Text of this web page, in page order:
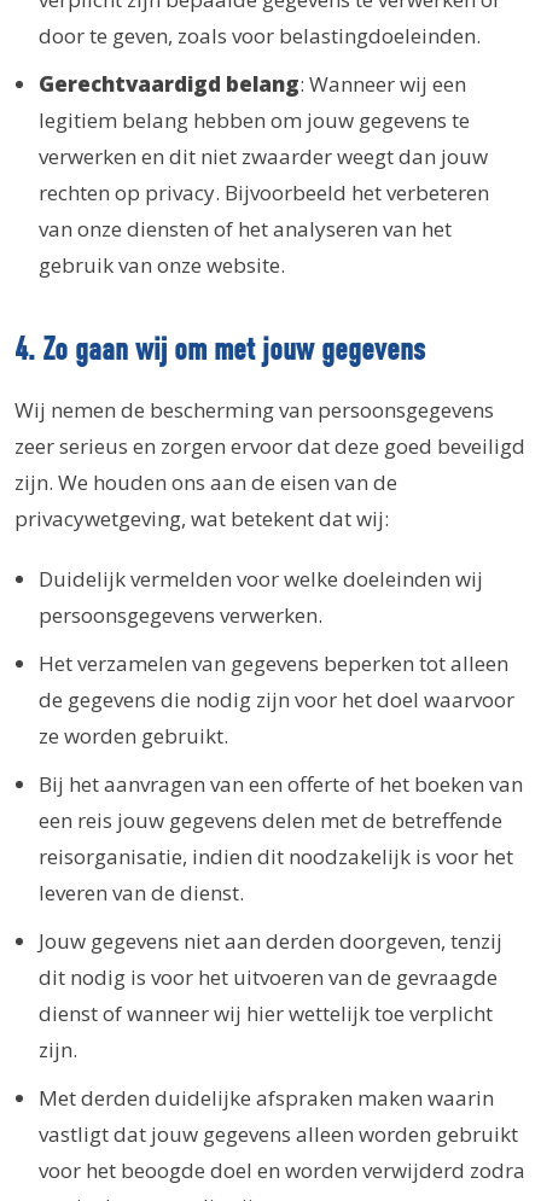
door te geven, zoals voor belastingdoeleinden.
Gerechtvaardigd belang: Wanneer wij een
legitiem belang hebben om jouw gegevens te
verwerken en dit niet zwaarder weegt dan jouw
rechten op privacy. Bijvoorbeeld het verbeteren
van onze diensten of het analyseren van het
gebruik van onze website.
4. Zo gaan wij om met jouw gegevens
Wij nemen de bescherming van persoonsgegevens
zeer serieus en zorgen ervoor dat deze goed beveiligd
zijn. We houden ons aan de eisen van de
privacywetgeving, wat betekent dat wij:
Duidelijk vermelden voor welke doeleinden wij
persoonsgegevens verwerken.
Het verzamelen van gegevens beperken tot alleen
de gegevens die nodig zijn voor het doel waarvoor
ze worden gebruikt.
Bij het aanvragen van een offerte of het boeken van
een reis jouw gegevens delen met de betreffende
reisorganisatie, indien dit noodzakelijk is voor het
leveren van de dienst.
Jouw gegevens niet aan derden doorgeven, tenzij
dit nodig is voor het uitvoeren van de gevraagde
dienst of wanneer wij hier wettelijk toe verplicht
zijn.
Met derden duidelijke afspraken maken waarin
vastligt dat jouw gegevens alleen worden gebruikt
voor het beoogde doel en worden verwijderd zodra